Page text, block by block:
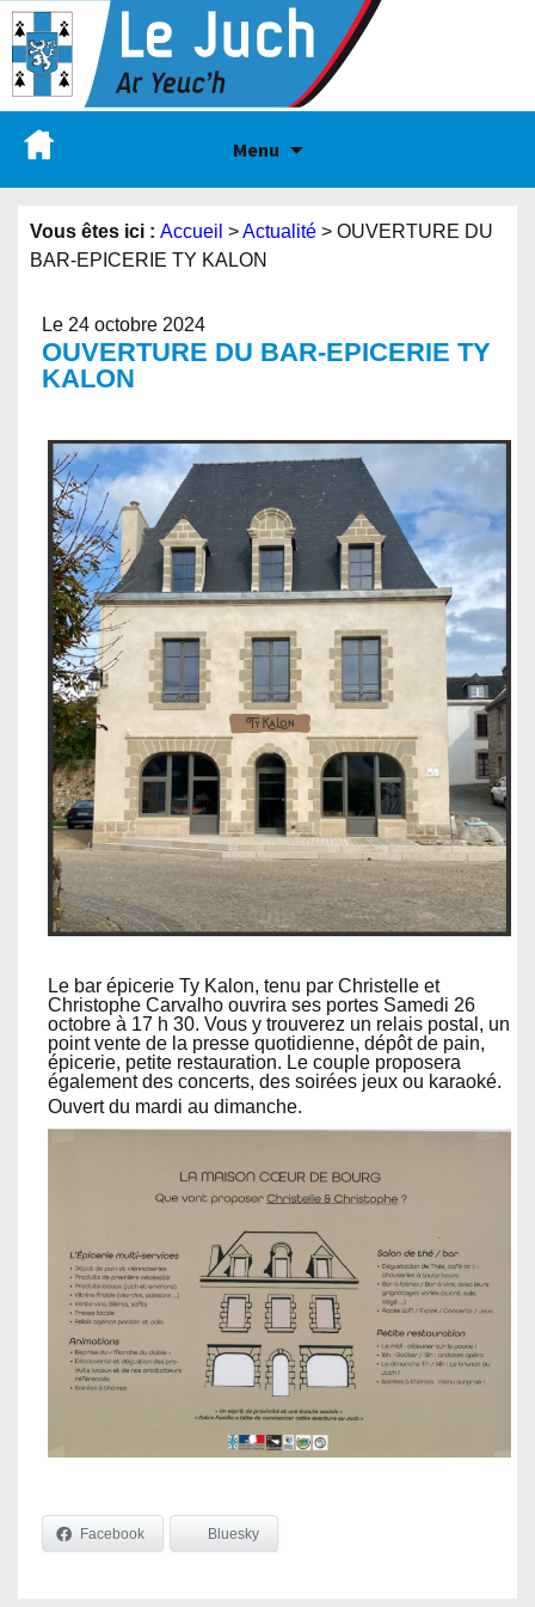
Menu
Vous êtes ici : Accueil >Actualité > OUVERTURE DU
BAR-EPICERIE TY KALON
Le 24 octobre 2024
OUVERTURE DU BAR-EPICERIE TY
KALON
Le bar épicerie Ty Kalon, tenu par Christelle et
Christophe Carvalho ouvrira ses portes Samedi 26
octobre à 17 h 30. Vous y trouverez un relais postal, un
point vente de la presse quotidienne, dépôt de pain,
épicerie, petite restauration. Le couple proposera
également des concerts, des soirées jeux ou karaoké.
Ouvert du mardi au dimanche.
Facebook Bluesky